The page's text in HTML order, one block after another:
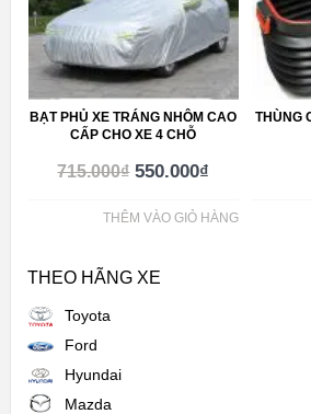
BẠT PHỦ XE TRÁNG NHÔM CAO
CẤP CHO XE 4 CHỖ
715.000₫ 550.000₫
THÊM VÀO GIỎ HÀNG
THÙNG
THEO HÃNG XE
Toyota
Ford
Hyundai
Mazda